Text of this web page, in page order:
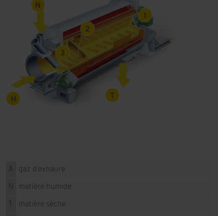
N
T
H
1
2
3
A
gaz d’exhaure
N
matière humide
T
matière sèche